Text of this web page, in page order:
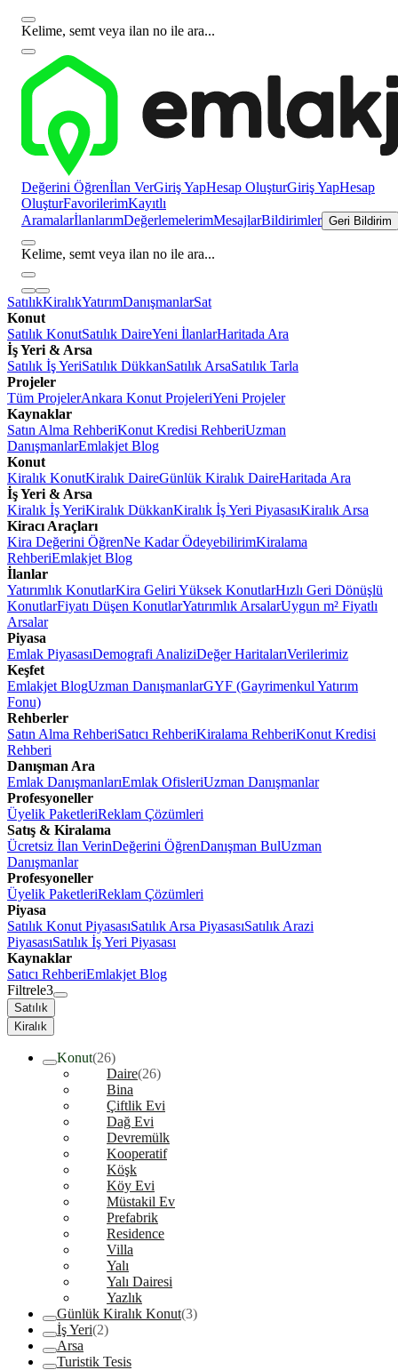
Kelime, semt veya ilan no ile ara...
Değerini Öğrenİlan VerGiriş YapHesap OluşturGiriş YapHesap
OluşturFavorilerimKayıtlı
AramalarİlanlarımDeğerlemelerimMesajlarBildirimler Geri Bildirim
Kelime, semt veya ilan no ile ara...
SatılıkKiralıkYatırımDanışmanlarSat
Konut
Satılık KonutSatılık DaireYeni İlanlarHaritada Ara
İş Yeri & Arsa
Satılık İş YeriSatılık DükkanSatılık ArsaSatılık Tarla
Projeler
Tüm ProjelerAnkara Konut ProjeleriYeni Projeler
Kaynaklar
Satın Alma RehberiKonut Kredisi RehberiUzman
DanışmanlarEmlakjet Blog
Konut
Kiralık KonutKiralık DaireGünlük Kiralık DaireHaritada Ara
İş Yeri & Arsa
Kiralık İş YeriKiralık DükkanKiralık İş Yeri PiyasasıKiralık Arsa
Kiracı Araçları
Kira Değerini ÖğrenNe Kadar ÖdeyebilirimKiralama
RehberiEmlakjet Blog
İlanlar
Yatırımlık KonutlarKira Geliri Yüksek KonutlarHızlı Geri Dönüşlü
KonutlarFiyatı Düşen KonutlarYatırımlık ArsalarUygun m² Fiyatlı
Arsalar
Piyasa
Emlak PiyasasıDemografi AnaliziDeğer HaritalarıVerilerimiz
Keşfet
Emlakjet BlogUzman DanışmanlarGYF (Gayrimenkul Yatırım
Fonu)
Rehberler
Satın Alma RehberiSatıcı RehberiKiralama RehberiKonut Kredisi
Rehberi
Danışman Ara
Emlak DanışmanlarıEmlak OfisleriUzman Danışmanlar
Profesyoneller
Üyelik PaketleriReklam Çözümleri
Satış & Kiralama
Ücretsiz İlan VerinDeğerini ÖğrenDanışman BulUzman
Danışmanlar
Profesyoneller
Üyelik PaketleriReklam Çözümleri
Piyasa
Satılık Konut PiyasasıSatılık Arsa PiyasasıSatılık Arazi
PiyasasıSatılık İş Yeri Piyasası
Kaynaklar
Satıcı RehberiEmlakjet Blog
Filtrele3
Satılık
Kiralık
Konut(26)
Daire(26)
Bina
Çiftlik Evi
Dağ Evi
Devremülk
Kooperatif
Köşk
Köy Evi
Müstakil Ev
Prefabrik
Residence
Villa
Yalı
Yalı Dairesi
Yazlık
Günlük Kiralık Konut(3)
İş Yeri(2)
Arsa
Turistik Tesis